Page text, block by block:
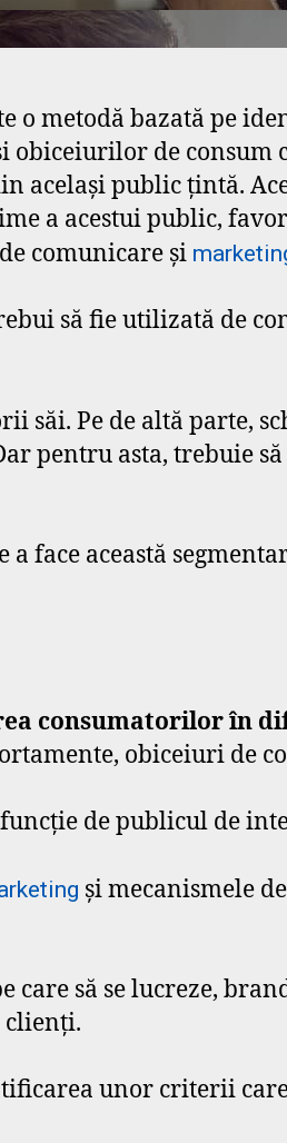
o metodă bazată pe
obiceiurilor de consum
același public țintă.
a acestui public,
de comunicare și
să fie utilizată de
săi. Pe de altă parte,
pentru asta, trebuie
face această
consumatorilor în
obiceiuri de
de publicul de
și mecanismele
să se lucreze,
clienți.
unor criterii